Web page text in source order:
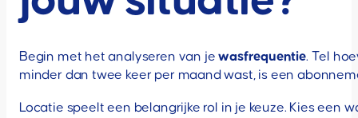
Begin met het analyseren van jewasfrequentie. Tel
minder dan twee keer per maand wast, is een
Locatie speelt een belangrijke rol in je keuze. Kies een